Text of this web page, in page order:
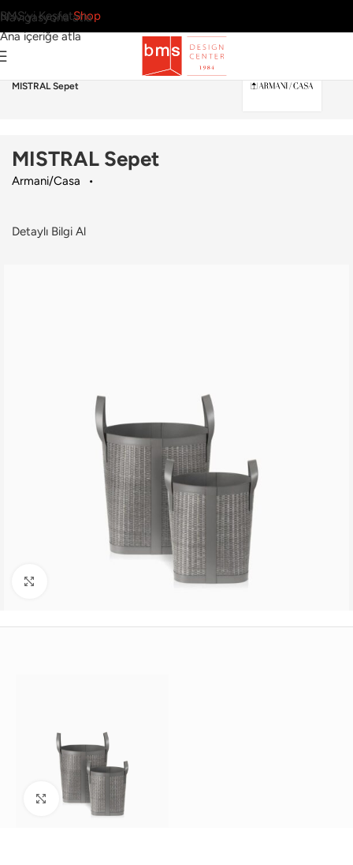
Navigasyona atla
Ana içeriğe atla
BMS’yi KeşfetShop
Sepet / Kutu›Armani/Casa
MISTRAL Sepet
MISTRAL Sepet
Armani/Casa
Detaylı Bilgi Al
Büyütmek için tıklayın